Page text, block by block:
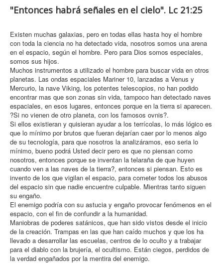
"Entonces habrá señales en el cielo". Lc 21:25
Existen muchas galaxias, pero en todas ellas hasta hoy el hombre
con toda la ciencia no ha detectado vida, nosotros somos una arena
en el espacio, según el hombre. Pero para Dios somos especiales,
somos sus hijos.
Muchos instrumentos a utilizado el hombre para buscar vida en otros
planetas. Las ondas espaciales Mariner 10, lanzadas a Venus y
Mercurio, la nave Viking, los potentes telescopios, no han podido
encontrar mas que son zonas sin vida, tampoco han detectado naves
espaciales, en esos lugares, entonces porque en la tierra si aparecen.
?Si no vienen de otro planeta, con los famosos ovnis?.
Si ellos existieran y quisieran ayudar a los terrícolas, lo más lógico es
que lo mínimo por brutos que fueran dejarían caer por lo menos algo
de su tecnología, para que nosotros la analizáramos, eso seria lo
mínimo, bueno podrá Usted decir pero es que no piensan como
nosotros, entonces porque se inventan la telaraña de que huyen
cuando ven a las naves de la tierra?, entonces si piensan. Esto es
invento de los que vigilan el espacio, para cometer todos los abusos
del espacio sin que nadie encuentre culpable. Mientras tanto siguen
su engaño.
El enemigo podría con su astucia y engaño provocar fenómenos en el
espacio, con el fin de confundir a la humanidad.
Maniobras de poderes satánicos, que han sido vistos desde el inicio
de la creación. Trampas en las que han caído muchos y que los ha
llevado a desarrollar las escuelas, centros de lo oculto y a trabajar
para el diablo con la brujería, el ocultismo. Están ciegos, perdidos de
la verdad engañados por la mentira del enemigo.